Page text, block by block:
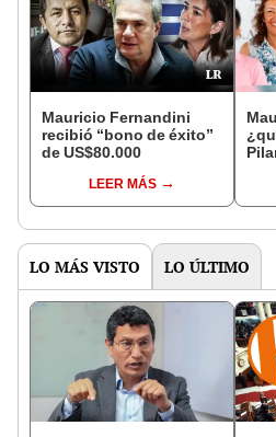
Mauricio Fernandini
recibió “bono de éxito”
de US$80.000
LEER MÁS
LO MÁS VISTO LO ÚLTIMO